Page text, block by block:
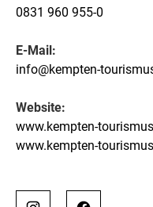
0831 960 955-0
E-Mail:
info@kempten-
Website:
www.kempten-
www.kempten-